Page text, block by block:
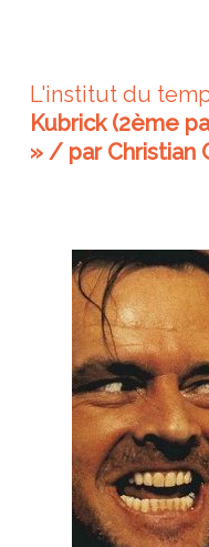
L'institut du
Kubrick (2ème
» / par Christian